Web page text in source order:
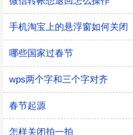
手机淘宝上的悬浮窗如何关闭
哪些国家过春节
wps两个字和三个字对齐
春节起源
怎样关闭拍一拍